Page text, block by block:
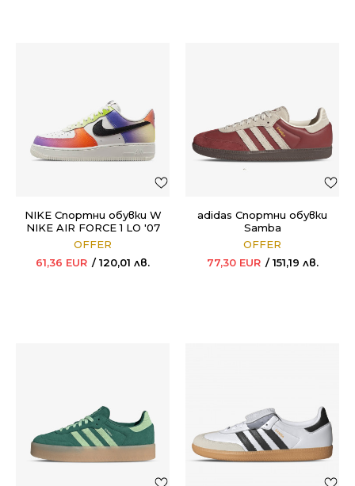
NIKE Спортни обувки W
NIKE AIR FORCE 1 LO '07
PR
OFFER
61,36 EUR 120,01 лв.
adidas Спортни обувки
Samba
OFFER
77,30 EUR 151,19 лв.